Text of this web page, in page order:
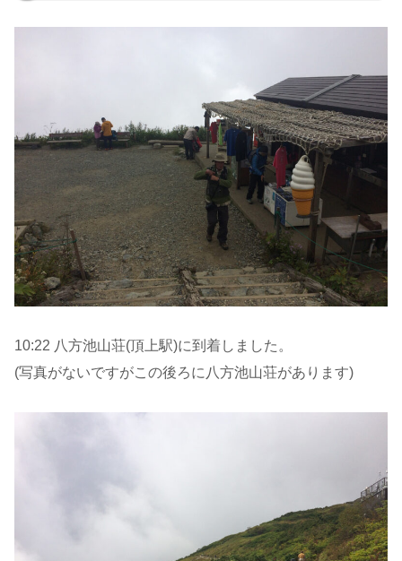
10:22 八方池山荘(頂上駅)に到着しました。
(写真がないですがこの後ろに八方池山荘があります)